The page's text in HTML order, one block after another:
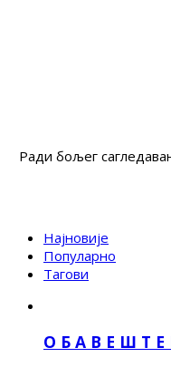
Ради бољег
Најновије
Популарно
Тагови
О Б А В Е Ш Т Е